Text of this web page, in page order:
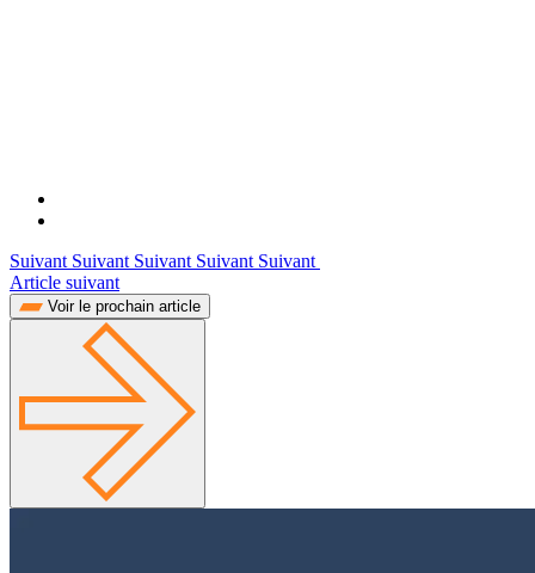
Suivant Suivant Suivant Suivant Suivant
Article suivant
Voir le prochain article